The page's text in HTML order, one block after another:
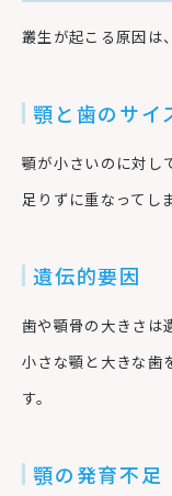
叢生が起こる原因は
顎と歯のサイ
顎が小さいのに対し
足りずに重なってし
遺伝的要因
歯や顎骨の大きさは
小さな顎と大きな歯
す。
顎の発育不足